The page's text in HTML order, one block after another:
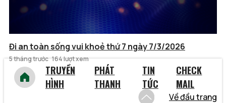
Đi an toàn sống vui khoẻ thứ 7 ngày 7/3/2026
5 tháng trước 164 lượt xem
TRUYỀN
HÌNH
PHÁT
THANH
TIN
TỨC
CHECK
MAIL
Về đầu trang